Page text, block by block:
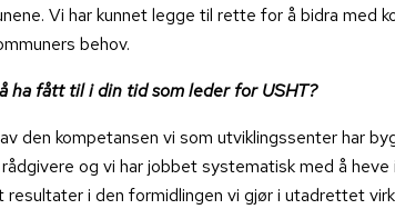
Vi har kunnet legge til rette for å bidra med
behov.
ha fått til i din tid som leder for USHT?
den kompetansen vi som utviklingssenter har
og vi har jobbet systematisk med å heve
resultater i den formidlingen vi gjør i utadrettet